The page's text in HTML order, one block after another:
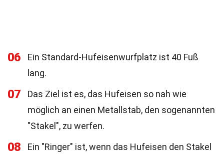
06
Ein Standard-Hufeisenwurfplatz ist 40 Fuß
lang.
07
Das Ziel ist es, das Hufeisen so nah wie
möglich an einen Metallstab, den sogenannten
"Stakel", zu werfen.
08
Ein "Ringer" ist, wenn das Hufeisen den Stakel